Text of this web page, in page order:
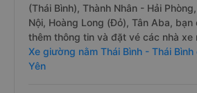
(Thái Bình), Thành Nhân - Hải
Nội, Hoàng Long (Đỏ), Tân Aba,
thêm thông tin và đặt vé các nhà xe
Xe giường nằm Thái Bình - Thái
Yên